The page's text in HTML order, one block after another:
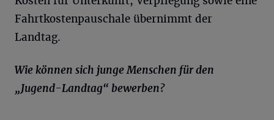
Fahrtkostenpauschale übernimmt der
Landtag.
Wie können sich junge Menschen für den
„Jugend-Landtag“ bewerben?